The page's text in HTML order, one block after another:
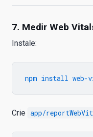
7. Medir Web
Instale:
Crie app/